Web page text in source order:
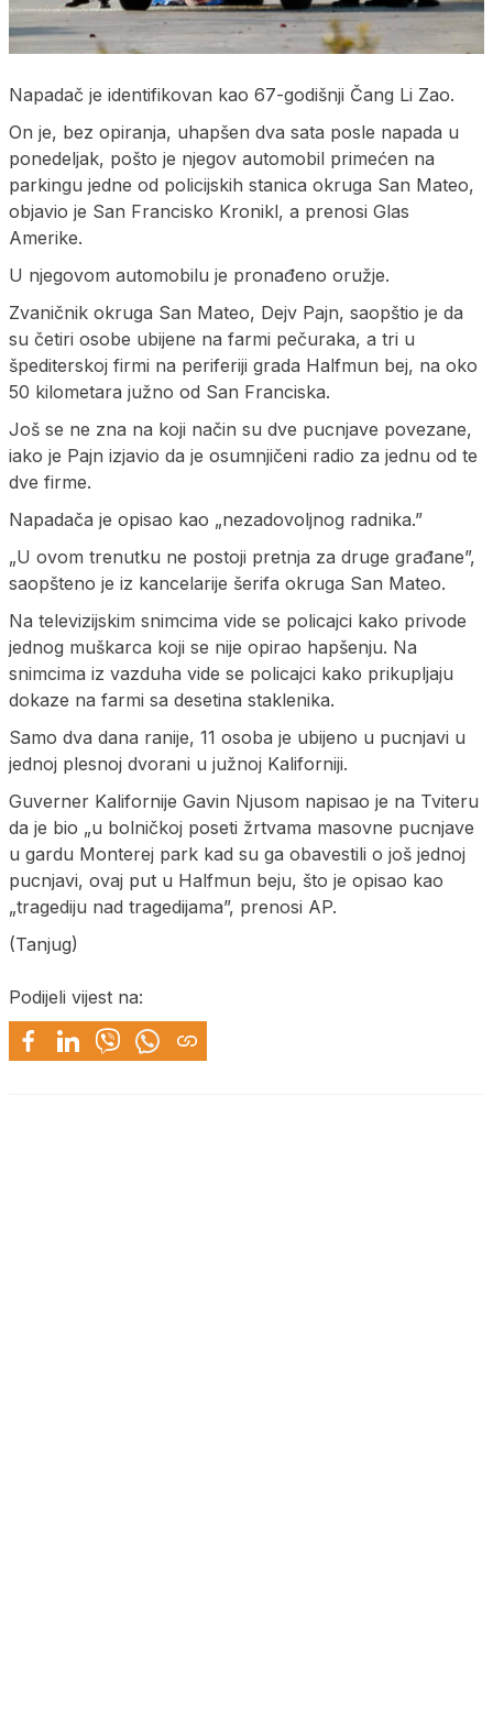
Napadač je identifikovan kao 67-godišnji Čang Li Zao.
On je, bez opiranja, uhapšen dva sata posle napada u
ponedeljak, pošto je njegov automobil primećen na
parkingu jedne od policijskih stanica okruga San Mateo,
objavio je San Francisko Kronikl, a prenosi Glas
Amerike.
U njegovom automobilu je pronađeno oružje.
Zvaničnik okruga San Mateo, Dejv Pajn, saopštio je da
su četiri osobe ubijene na farmi pečuraka, a tri u
špediterskoj firmi na periferiji grada Halfmun bej, na oko
50 kilometara južno od San Franciska.
Još se ne zna na koji način su dve pucnjave povezane,
iako je Pajn izjavio da je osumnjičeni radio za jednu od te
dve firme.
Napadača je opisao kao „nezadovoljnog radnika.”
„U ovom trenutku ne postoji pretnja za druge građane”,
saopšteno je iz kancelarije šerifa okruga San Mateo.
Na televizijskim snimcima vide se policajci kako privode
jednog muškarca koji se nije opirao hapšenju. Na
snimcima iz vazduha vide se policajci kako prikupljaju
dokaze na farmi sa desetina staklenika.
Samo dva dana ranije, 11 osoba je ubijeno u pucnjavi u
jednoj plesnoj dvorani u južnoj Kaliforniji.
Guverner Kalifornije Gavin Njusom napisao je na Tviteru
da je bio „u bolničkoj poseti žrtvama masovne pucnjave
u gardu Monterej park kad su ga obavestili o još jednoj
pucnjavi, ovaj put u Halfmun beju, što je opisao kao
„tragediju nad tragedijama”, prenosi AP.
(Tanjug)
Podijeli vijest na: